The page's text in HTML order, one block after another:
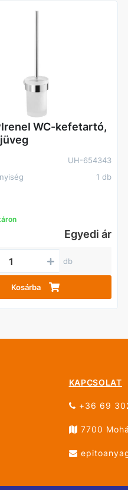
WC-kefetartó,
UH-654343
1 db
Egyedi ár
db
Kosárba
KAPCSOLAT
+36 69
7700